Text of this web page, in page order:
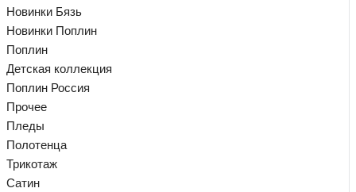
Новинки Бязь
Новинки Поплин
Поплин
Детская коллекция
Поплин Россия
Прочее
Пледы
Полотенца
Трикотаж
Сатин